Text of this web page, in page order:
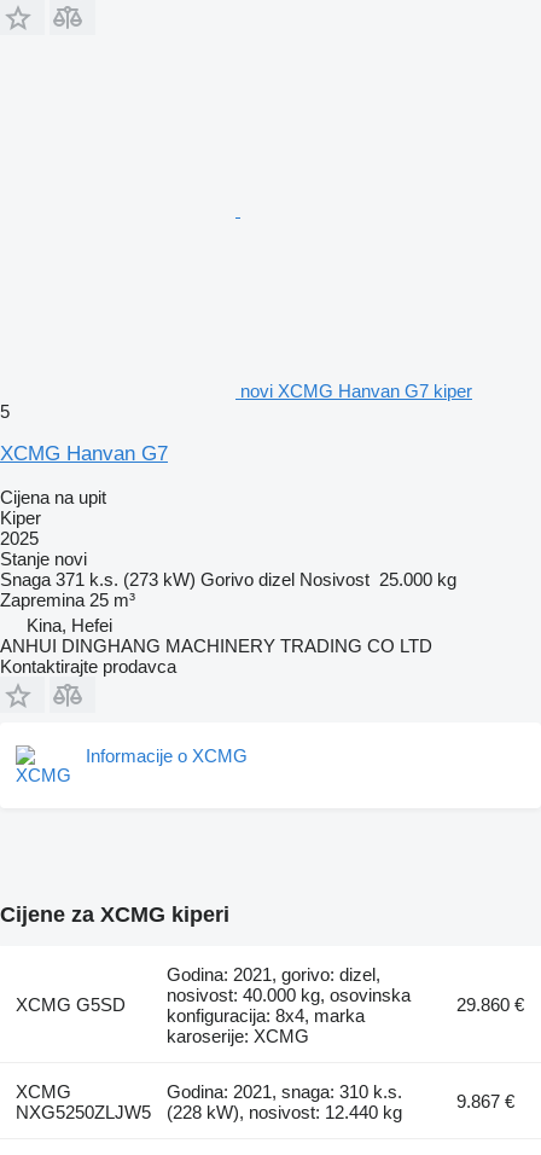
novi XCMG Hanvan G7 kiper
5
XCMG Hanvan G7
Cijena na upit
Kiper
2025
Stanje novi
Snaga 371 k.s. (273 kW) Gorivo dizel Nosivost 25.000 kg
Zapremina 25 m³
Kina, Hefei
ANHUI DINGHANG MACHINERY TRADING CO LTD
Kontaktirajte prodavca
Informacije o XCMG
Cijene za XCMG kiperi
XCMG G5SD
Godina: 2021, gorivo: dizel,
nosivost: 40.000 kg, osovinska
konfiguracija: 8x4, marka
karoserije: XCMG
29.860 €
XCMG
NXG5250ZLJW5
Godina: 2021, snaga: 310 k.s.
(228 kW), nosivost: 12.440 kg
9.867 €